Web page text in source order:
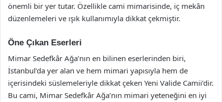
önemli bir yer tutar. Özellikle cami mimarisinde, iç mekân
düzenlemeleri ve ışık kullanımıyla dikkat çekmiştir.
Öne Çıkan Eserleri
Mimar Sedefkâr Ağa’nın en bilinen eserlerinden biri,
İstanbul’da yer alan ve hem mimari yapısıyla hem de
içerisindeki süslemeleriyle dikkat çeken Yeni Valide Camii’dir.
Bu cami, Mimar Sedefkâr Ağa’nın mimari yeteneğini en iyi